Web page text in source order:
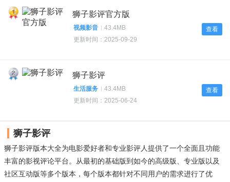
1 狮子影评官方版
视频影音
43.4MB
更新时间：2025-09-29
查看
2 狮子影评
生活服务
43.4MB
更新时间：2025-06-24
查看
狮子影评
狮子影评版本大全为电影爱好者和专业影评人提供了一个全面且功能
丰富的影视评论平台。从最初的基础版到如今的高级版、专业版以及
社区互动版等多个版本，每个版本都针对不同用户的需求进行了优